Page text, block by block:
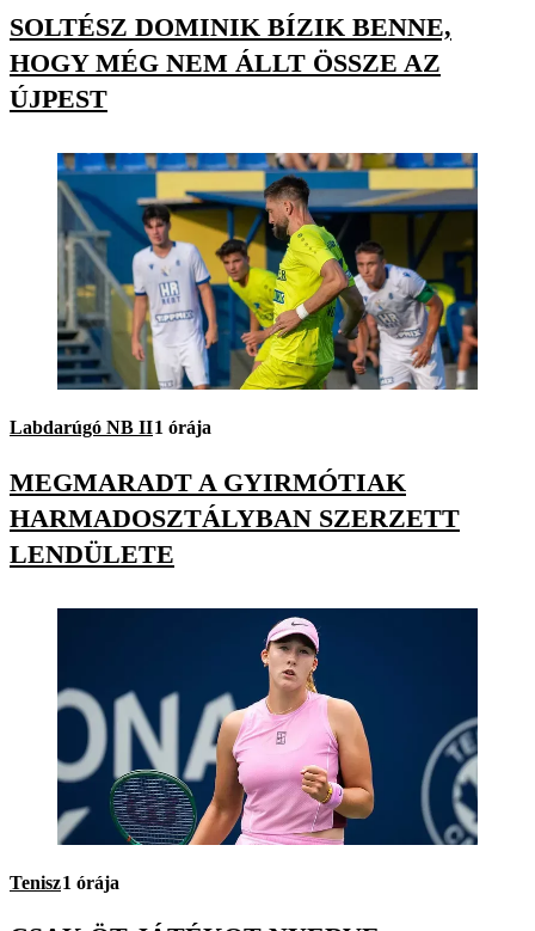
SOLTÉSZ DOMINIK BÍZIK BENNE,
HOGY MÉG NEM ÁLLT ÖSSZE AZ
ÚJPEST
Labdarúgó NB II1 órája
MEGMARADT A GYIRMÓTIAK
HARMADOSZTÁLYBAN SZERZETT
LENDÜLETE
Tenisz1 órája